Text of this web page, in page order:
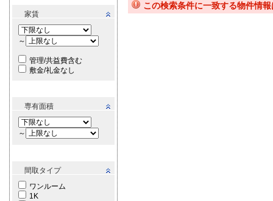
家賃
～
管理/共益費含む
敷金/礼金なし
専有面積
～
間取タイプ
ワンルーム
1K
この検索条件に一致する物件情